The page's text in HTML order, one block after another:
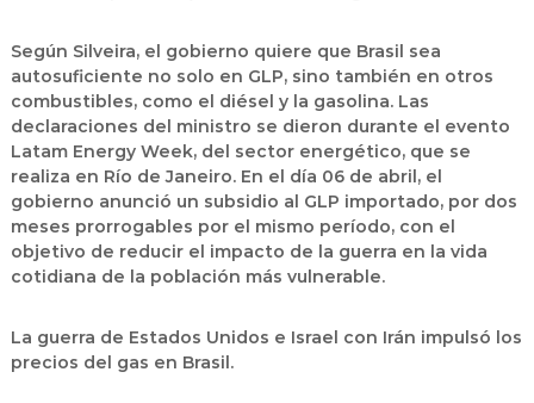
Según Silveira, el gobierno quiere que Brasil sea
autosuficiente no solo en GLP, sino también en otros
combustibles, como el diésel y la gasolina. Las
declaraciones del ministro se dieron durante el evento
Latam Energy Week, del sector energético, que se
realiza en Río de Janeiro. En el día 06 de abril, el
gobierno anunció un subsidio al GLP importado, por dos
meses prorrogables por el mismo período, con el
objetivo de reducir el impacto de la guerra en la vida
cotidiana de la población más vulnerable.
La guerra de Estados Unidos e Israel con Irán impulsó los
precios del gas en Brasil.